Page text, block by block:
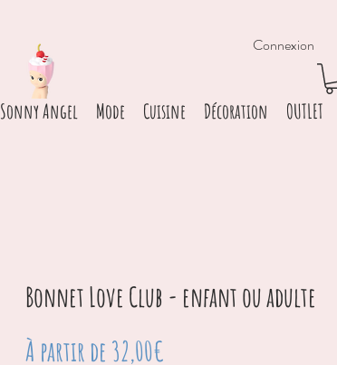
Connexion
Sonny Angel Mode Cuisine Décoration OUTLET
Bonnet Love Club - enfant ou adulte
À partir de 32,00€